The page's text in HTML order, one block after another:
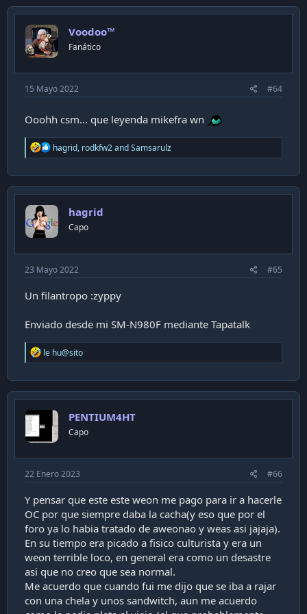
t
o
n
s
Voodoo™
Fanático
15 Mayo 2022 #64
Ooohh csm... que leyenda mikefra wn
R
e
c
t
n
s
hagrid, rodkfw2andSamsarulz
hagrid
Capo
23 Mayo 2022 #65
Un filantropo :zyppy
Enviado desde mi SM-N980F mediante Tapatalk
R
e
c
t
n
s
le hu@sito
PENTIUM4HT
Capo
22 Enero 2023 #66
Y pensar que este este weon me pago para ir a hacerle
OC por que siempre daba la cacha(y eso que por el
foro ya lo habia tratado de aweonao y weas asi jajaja).
En su tiempo era picado a fisico culturista y era un
weon terrible loco, en general era como un desastre
asi que no creo que sea normal.
Me acuerdo que cuando fui me dijo que se iba a rajar
con una chela y unos sandwitch, aun me acuerdo